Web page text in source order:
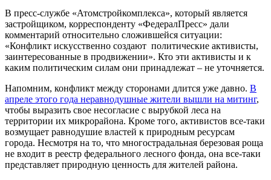
В пресс-службе «Атомстройкомплекса», который является
застройщиком, корреспонденту «ФедералПресс» дали
комментарий относительно сложившейся ситуации:
«Конфликт искусственно создают политические активисты,
заинтересованные в продвижении». Кто эти активисты и к
каким политическим силам они принадлежат – не уточняется.
Напомним, конфликт между сторонами длится уже давно. В
апреле этого года неравнодушные жители вышли на митинг,
чтобы выразить свое несогласие с вырубкой леса на
территории их микрорайона. Кроме того, активистов все-таки
возмущает равнодушие властей к природным ресурсам
города. Несмотря на то, что многострадальная березовая роща
не входит в реестр федерального лесного фонда, она все-таки
представляет природную ценность для жителей района.